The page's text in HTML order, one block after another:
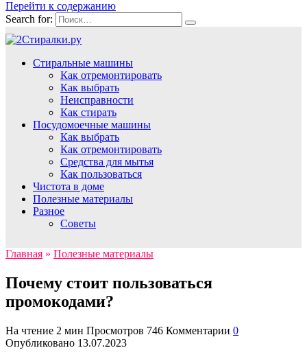
Перейти к содержанию
Search for:
Стиральные машины
Как отремонтировать
Как выбрать
Неисправности
Как стирать
Посудомоечные машины
Как выбрать
Как отремонтировать
Средства для мытья
Как пользоваться
Чистота в доме
Полезные материалы
Разное
Советы
Главная » Полезные материалы
Почему стоит пользоваться
промокодами?
На чтение 2 мин Просмотров 746 Комментарии 0
Опубликовано 13.07.2023